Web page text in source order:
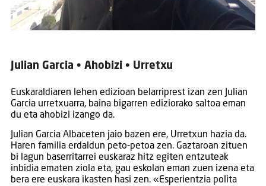
Julian Garcia • Ahobizi • Urretxu
Euskaraldiaren lehen edizioan belarriprest izan zen Julian
Garcia urretxuarra, baina bigarren ediziorako saltoa eman
du eta ahobizi izango da.
Julian Garcia Albaceten jaio bazen ere, Urretxun hazia da.
Haren familia erdaldun peto-petoa zen. Gaztaroan zituen
bi lagun baserritarrei euskaraz hitz egiten entzuteak
inbidia ematen ziola eta, gau eskolan eman zuen izena eta
bera ere euskara ikasten hasi zen. «Esperientzia polita